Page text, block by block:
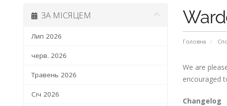
Головна
ЗА МІСЯЦЕМ
Лип 2026
черв. 2026
Травень 2026
Січ 2026
We are
encouraged
Changelog